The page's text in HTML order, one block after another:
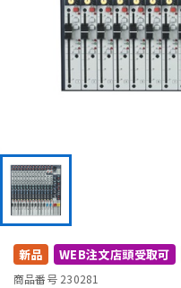
管楽器
新品 WEB注文店頭受取可
商品番号 230281